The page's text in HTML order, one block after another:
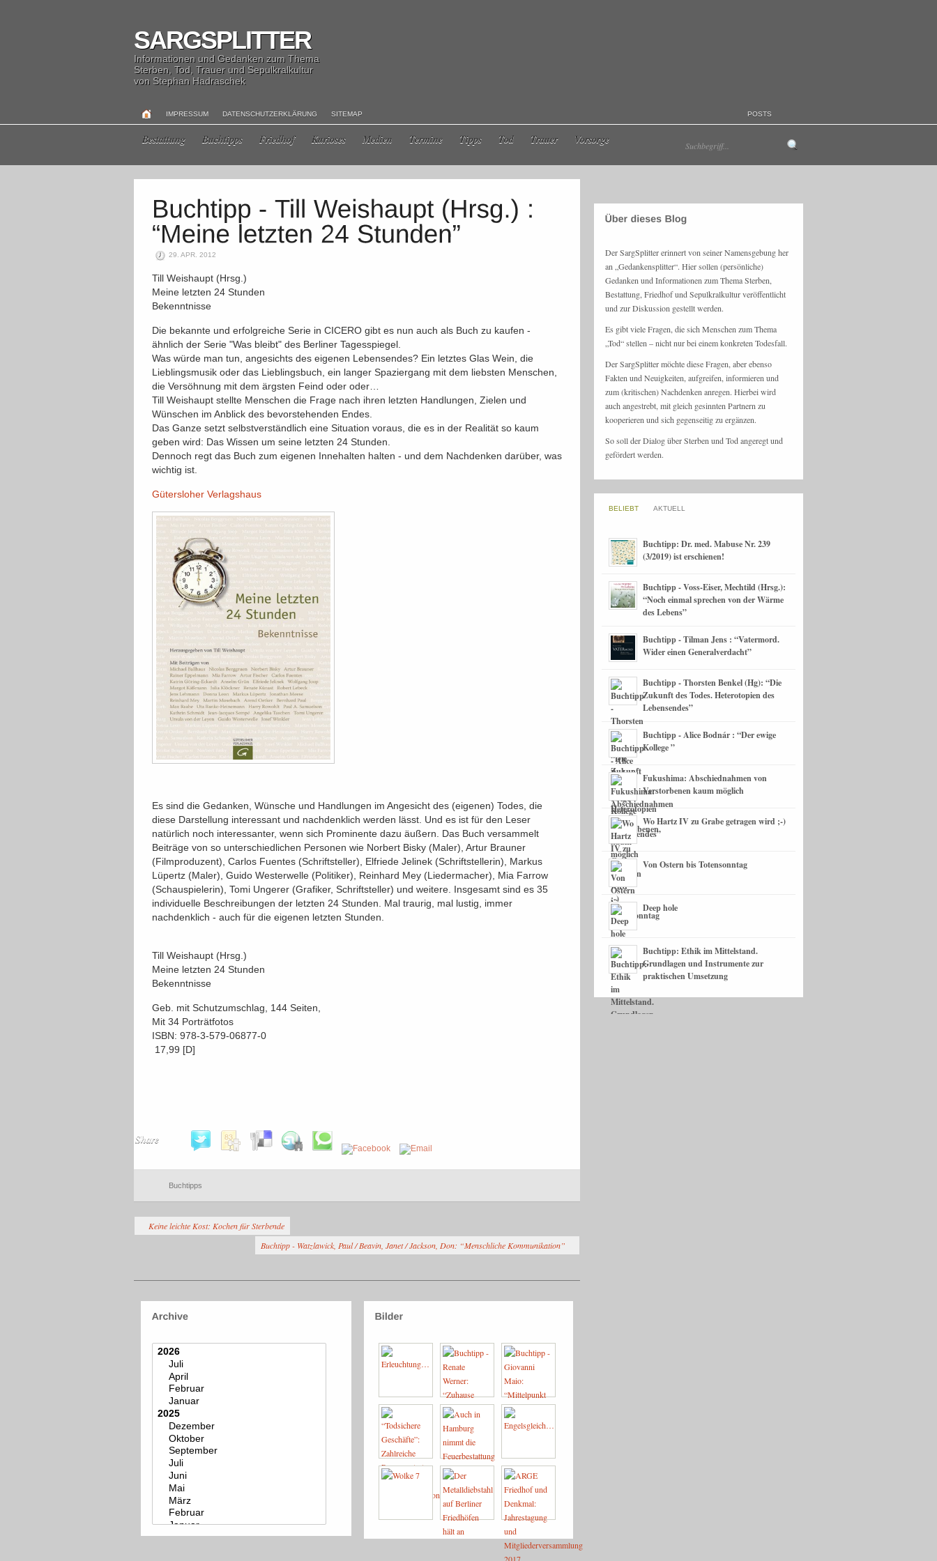
SARGSPLITTER
Informationen und Gedanken zum Thema
Sterben, Tod, Trauer und Sepulkralkultur
von Stephan Hadraschek
IMPRESSUM DATENSCHUTZERKLÄRUNG SITEMAP POSTS
Bestattung Buchtipps Friedhof Kurioses Medien Termine Tipps Tod Trauer Vorsorge
29. APR. 2012
Till Weishaupt (Hrsg.)
Meine letzten 24 Stunden
Bekenntnisse
Die bekannte und erfolgreiche Serie in CICERO gibt es nun auch als Buch zu kaufen -
ähnlich der Serie "Was bleibt" des Berliner Tagesspiegel.
Was würde man tun, angesichts des eigenen Lebensendes? Ein letztes Glas Wein, die
Lieblingsmusik oder das Lieblingsbuch, ein langer Spaziergang mit dem liebsten Menschen,
die Versöhnung mit dem ärgsten Feind oder oder…
Till Weishaupt stellte Menschen die Frage nach ihren letzten Handlungen, Zielen und
Wünschen im Anblick des bevorstehenden Endes.
Das Ganze setzt selbstverständlich eine Situation voraus, die es in der Realität so kaum
geben wird: Das Wissen um seine letzten 24 Stunden.
Dennoch regt das Buch zum eigenen Innehalten halten - und dem Nachdenken darüber, was
wichtig ist.
Gütersloher Verlagshaus
Es sind die Gedanken, Wünsche und Handlungen im Angesicht des (eigenen) Todes, die
diese Darstellung interessant und nachdenklich werden lässt. Und es ist für den Leser
natürlich noch interessanter, wenn sich Prominente dazu äußern. Das Buch versammelt
Beiträge von so unterschiedlichen Personen wie Norbert Bisky (Maler), Artur Brauner
(Filmproduzent), Carlos Fuentes (Schriftsteller), Elfriede Jelinek (Schriftstellerin), Markus
Lüpertz (Maler), Guido Westerwelle (Politiker), Reinhard Mey (Liedermacher), Mia Farrow
(Schauspielerin), Tomi Ungerer (Grafiker, Schriftsteller) und weitere. Insgesamt sind es 35
individuelle Beschreibungen der letzten 24 Stunden. Mal traurig, mal lustig, immer
nachdenklich - auch für die eigenen letzten Stunden.
Till Weishaupt (Hrsg.)
Meine letzten 24 Stunden
Bekenntnisse
Geb. mit Schutzumschlag, 144 Seiten,
Mit 34 Porträtfotos
ISBN: 978-3-579-06877-0
 17,99 [D]
Share
Buchtipps
Keine leichte Kost: Kochen für Sterbende
Buchtipp - Watzlawick, Paul / Beavin, Janet / Jackson, Don: “Menschliche Kommunikation”
Der SargSplitter erinnert von seiner Namensgebung her
an „Gedankensplitter“. Hier sollen (persönliche)
Gedanken und Informationen zum Thema Sterben,
Bestattung, Friedhof und Sepulkralkultur veröffentlicht
und zur Diskussion gestellt werden.
Es gibt viele Fragen, die sich Menschen zum Thema
„Tod“ stellen – nicht nur bei einem konkreten Todesfall.
Der SargSplitter möchte diese Fragen, aber ebenso
Fakten und Neuigkeiten, aufgreifen, informieren und
zum (kritischen) Nachdenken anregen. Hierbei wird
auch angestrebt, mit gleich gesinnten Partnern zu
kooperieren und sich gegenseitig zu ergänzen.
So soll der Dialog über Sterben und Tod angeregt und
gefördert werden.
BELIEBT AKTUELL
Buchtipp: Dr. med. Mabuse Nr. 239
(3/2019) ist erschienen!
Buchtipp - Voss-Eiser, Mechtild (Hrsg.):
“Noch einmal sprechen von der Wärme
des Lebens”
Buchtipp - Tilman Jens : “Vatermord.
Wider einen Generalverdacht”
Buchtipp - Thorsten Benkel (Hg): “Die
Zukunft des Todes. Heterotopien des
Lebensendes”
Buchtipp - Alice Bodnár : “Der ewige
Kollege ”
Fukushima: Abschiednahmen von
Verstorbenen kaum möglich
Wo Hartz IV zu Grabe getragen wird ;-)
Von Ostern bis Totensonntag
Deep hole
Buchtipp: Ethik im Mittelstand.
Grundlagen und Instrumente zur
praktischen Umsetzung